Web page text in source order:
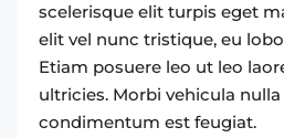
scelerisque elit turpis eget
elit vel nunc tristique, eu
Etiam posuere leo ut leo
ultricies. Morbi vehicula
condimentum est feugiat.